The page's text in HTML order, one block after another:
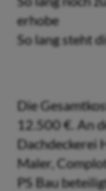
erhobe
So lang steht
Die
12.500 €. An
Dachdeckerei
Maler,
PS Bau